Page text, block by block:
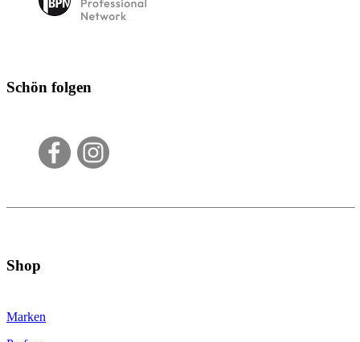
Schön folgen
Shop
Marken